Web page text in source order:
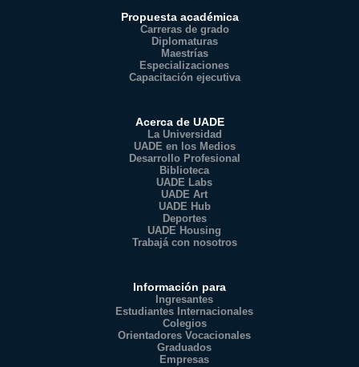
Propuesta académica
Carreras de grado
Diplomaturas
Maestrías
Especializaciones
Capacitación ejecutiva
Acerca de UADE
La Universidad
UADE en los Medios
Desarrollo Profesional
Biblioteca
UADE Labs
UADE Art
UADE Hub
Deportes
UADE Housing
Trabajá con nosotros
Información para
Ingresantes
Estudiantes Internacionales
Colegios
Orientadores Vocacionales
Graduados
Empresas